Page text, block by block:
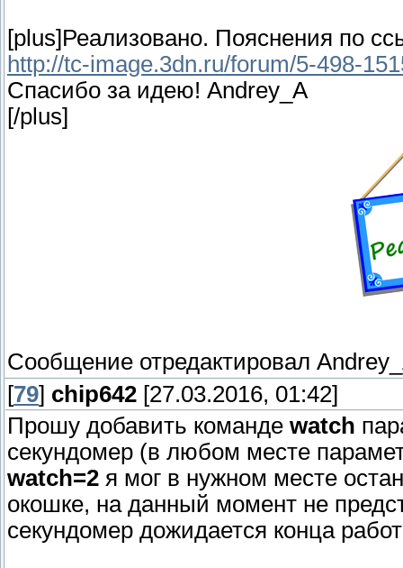
[plus]Реализовано. Пояснения по
http://tc-image.3dn.ru/forum/5-498-
Спасибо за идею! Andrey_A
[/plus]
Сообщение отредактировал
[79] chip642 [27.03.2016, 01:42]
Прошу добавить команде watch
секундомер (в любом месте
watch=2 я мог в нужном месте
окошке, на данный момент не
секундомер дожидается конца